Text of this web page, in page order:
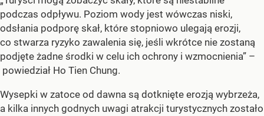
podczas odpływu. Poziom wody jest wówczas niski,
odsłania podporę skał, które stopniowo ulegają erozji,
co stwarza ryzyko zawalenia się, jeśli wkrótce nie zostaną
podjęte żadne środki w celu ich ochrony i wzmocnienia” –
powiedział Ho Tien Chung.
Wysepki w zatoce od dawna są dotknięte erozją wybrzeża,
a kilka innych godnych uwagi atrakcji turystycznych zostało